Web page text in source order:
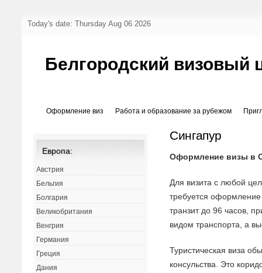
Today's date: Thursday Aug 06 2026
Белгородский визовый
Оформление виз Работа и образование за рубежом
Сингапур
Оформление визы в
Для визита с любой
требуется
транзит до 96 часов,
видом транспорта, а
Туристическая виза
консульства. Это
Европа:
Австрия
Бельгия
Болгария
Великобритания
Венгрия
Германия
Греция
Дания